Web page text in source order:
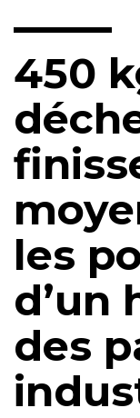
450
les
d’un
des